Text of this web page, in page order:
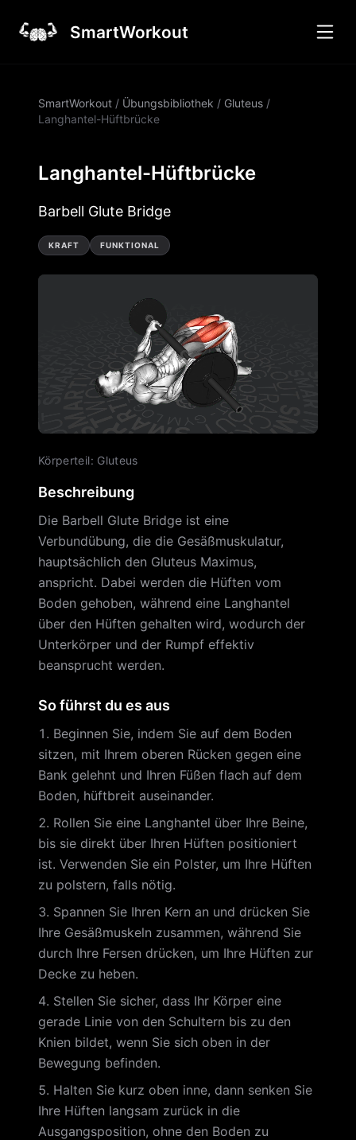
SmartWorkout
SmartWorkout / Übungsbibliothek / Gluteus /
Langhantel-Hüftbrücke
Langhantel-Hüftbrücke
Barbell Glute Bridge
KRAFT FUNKTIONAL
Körperteil: Gluteus
Beschreibung
Die Barbell Glute Bridge ist eine
Verbundübung, die die Gesäßmuskulatur,
hauptsächlich den Gluteus Maximus,
anspricht. Dabei werden die Hüften vom
Boden gehoben, während eine Langhantel
über den Hüften gehalten wird, wodurch der
Unterkörper und der Rumpf effektiv
beansprucht werden.
So führst du es aus
Beginnen Sie, indem Sie auf dem Boden
sitzen, mit Ihrem oberen Rücken gegen eine
Bank gelehnt und Ihren Füßen flach auf dem
Boden, hüftbreit auseinander.
Rollen Sie eine Langhantel über Ihre Beine,
bis sie direkt über Ihren Hüften positioniert
ist. Verwenden Sie ein Polster, um Ihre Hüften
zu polstern, falls nötig.
Spannen Sie Ihren Kern an und drücken Sie
Ihre Gesäßmuskeln zusammen, während Sie
durch Ihre Fersen drücken, um Ihre Hüften zur
Decke zu heben.
Stellen Sie sicher, dass Ihr Körper eine
gerade Linie von den Schultern bis zu den
Knien bildet, wenn Sie sich oben in der
Bewegung befinden.
Halten Sie kurz oben inne, dann senken Sie
Ihre Hüften langsam zurück in die
Ausgangsposition, ohne den Boden zu